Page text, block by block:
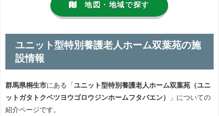
地図・地域で探す
ユニット型特別養護老人ホーム双葉苑の施
設情報
群馬県桐生市にある「 ユニット型特別養護老人ホーム双葉苑（ユニ
ットガタトクベツヨウゴロウジンホームフタバエン）
」についての
紹介ページです。